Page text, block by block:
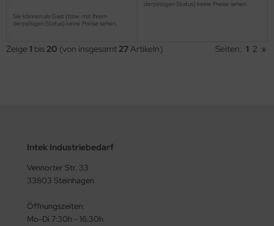
Sie können als Gast (bzw. mit Ihrem
derzeitigen Status) keine Preise sehen.
derzeitigen Status) keine Preise sehen.
Zeige 1 bis 20 (von insgesamt 27Artikeln) Seiten: 1 2 »
Intek Industriebedarf
Vennorter Str. 33
33803 Steinhagen
Öffnungszeiten:
Mo-Di 7:30h - 16:30h